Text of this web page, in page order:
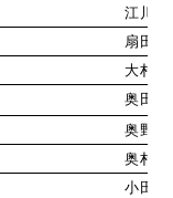
江川
扇田
大村
奥田
奥野
奥村
小田